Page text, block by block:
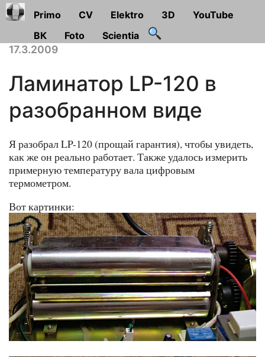
Primo CV Elektro 3D
YouTube
ВК
Foto Scientia
17.3.2009
Ламинатор LP-120 в
разобранном виде
Я разобрал LP-120 (прощай гарантия), чтобы увидеть,
как же он реально работает. Также удалось измерить
примерную температуру вала цифровым
термометром.
Вот картинки: